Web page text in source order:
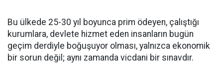
Bu ülkede 25-30 yıl boyunca prim ödeyen, çalıştığı
kurumlara, devlete hizmet eden insanların bugün
geçim derdiyle boğuşuyor olması, yalnızca ekonomik
bir sorun değil; aynı zamanda vicdani bir sınavdır.